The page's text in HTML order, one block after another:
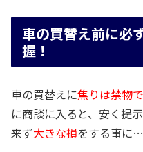
車の買替え前に必
握！
車の買替えに焦りは禁物
に商談に入ると、安く提
来ず大きな損をする事に…